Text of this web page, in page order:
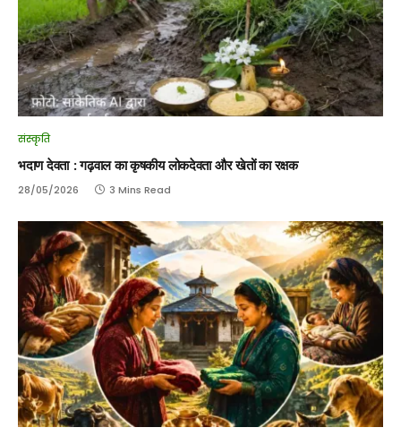
संस्कृति
भदाण देवता : गढ़वाल का कृषकीय लोकदेवता और खेतों का रक्षक
28/05/2026 3 Mins Read